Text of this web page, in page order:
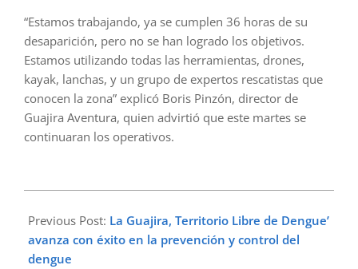
“Estamos trabajando, ya se cumplen 36 horas de su
desaparición, pero no se han logrado los objetivos.
Estamos utilizando todas las herramientas, drones,
kayak, lanchas, y un grupo de expertos rescatistas que
conocen la zona” explicó Boris Pinzón, director de
Guajira Aventura, quien advirtió que este martes se
continuaran los operativos.
11-
04
Previous Post: La Guajira, Territorio Libre de Dengue’
avanza con éxito en la prevención y control del
dengue